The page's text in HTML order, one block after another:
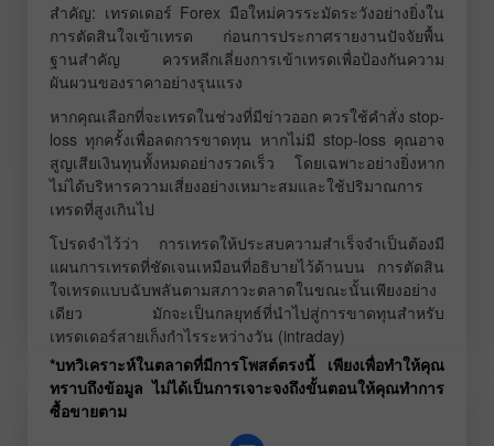
สำคัญ: เทรดเดอร์ Forex มือใหม่ควรระมัดระวังอย่างยิ่งใน
การตัดสินใจเข้าเทรด ก่อนการประกาศรายงานปัจจัยพื้น
ฐานสำคัญ ควรหลีกเลี่ยงการเข้าเทรดเพื่อป้องกันความ
ผันผวนของราคาอย่างรุนแรง
หากคุณเลือกที่จะเทรดในช่วงที่มีข่าวออก ควรใช้คำสั่ง stop-
loss ทุกครั้งเพื่อลดการขาดทุน หากไม่มี stop-loss คุณอาจ
สูญเสียเงินทุนทั้งหมดอย่างรวดเร็ว โดยเฉพาะอย่างยิ่งหาก
ไม่ได้บริหารความเสี่ยงอย่างเหมาะสมและใช้ปริมาณการ
เทรดที่สูงเกินไป
โปรดจำไว้ว่า การเทรดให้ประสบความสำเร็จจำเป็นต้องมี
แผนการเทรดที่ชัดเจนเหมือนที่อธิบายไว้ด้านบน การตัดสิน
ใจเทรดแบบฉับพลันตามสภาวะตลาดในขณะนั้นเพียงอย่าง
เดียว มักจะเป็นกลยุทธ์ที่นำไปสู่การขาดทุนสำหรับ
เทรดเดอร์สายเก็งกำไรระหว่างวัน (intraday)
*บทวิเคราะห์ในตลาดที่มีการโพสต์ตรงนี้ เพียงเพื่อทำให้คุณ
ทราบถึงข้อมูล ไม่ได้เป็นการเจาะจงถึงขั้นตอนให้คุณทำการ
ซื้อขายตาม